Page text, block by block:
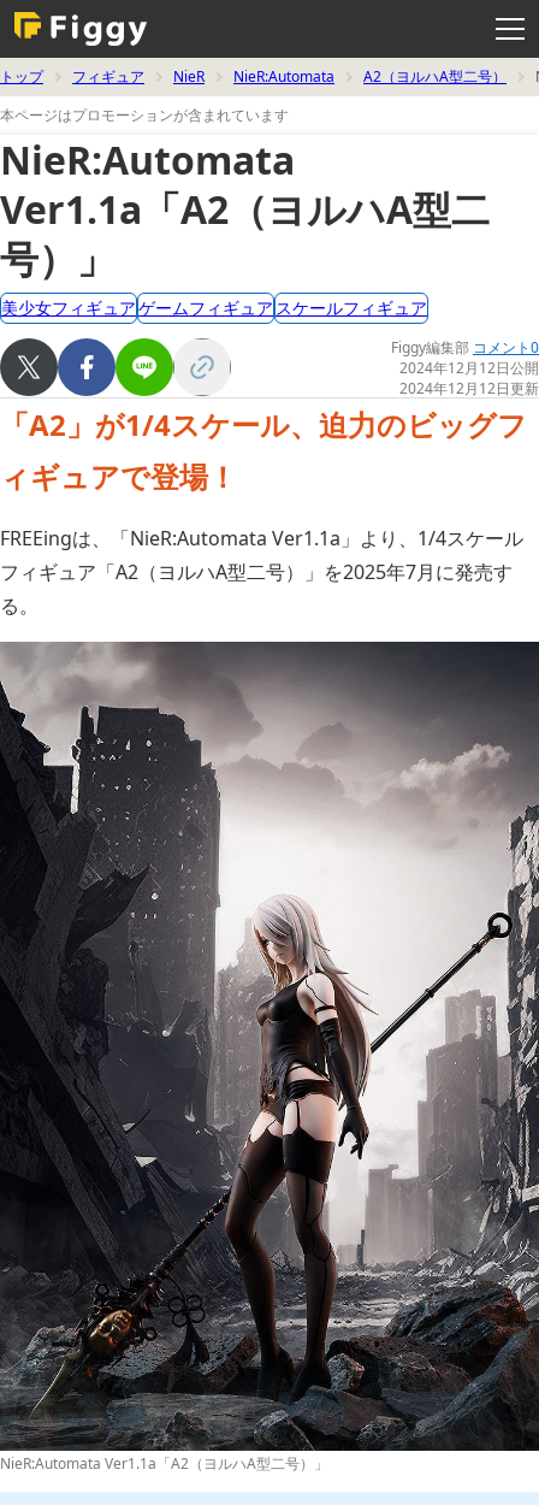
ー
を
開
く
トップ フィギュア NieR NieR:Automata A2（ヨルハA型二号）
本ページはプロモーションが含まれています
NieR:Automata
Ver1.1a「A2（ヨルハA型二
号）」
美少女フィギュアゲームフィギュア スケールフィギュア
Figgy編集部 コメント0
2024年12月12日公開
2024年12月12日更新
「A2」が1/4スケール、迫力のビッグフ
ィギュアで登場！
FREEingは、「NieR:Automata Ver1.1a」より、1/4スケール
フィギュア「A2（ヨルハA型二号）」を2025年7月に発売す
る。
NieR:Automata Ver1.1a「A2（ヨルハA型二号）」